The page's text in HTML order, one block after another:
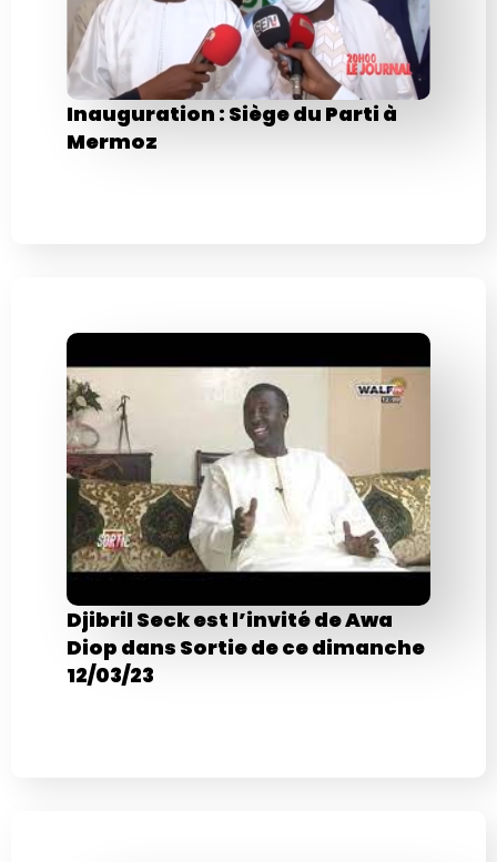
Inauguration : Siège du Parti à
Mermoz
Djibril Seck est l’invité de Awa
Diop dans Sortie de ce dimanche
12/03/23